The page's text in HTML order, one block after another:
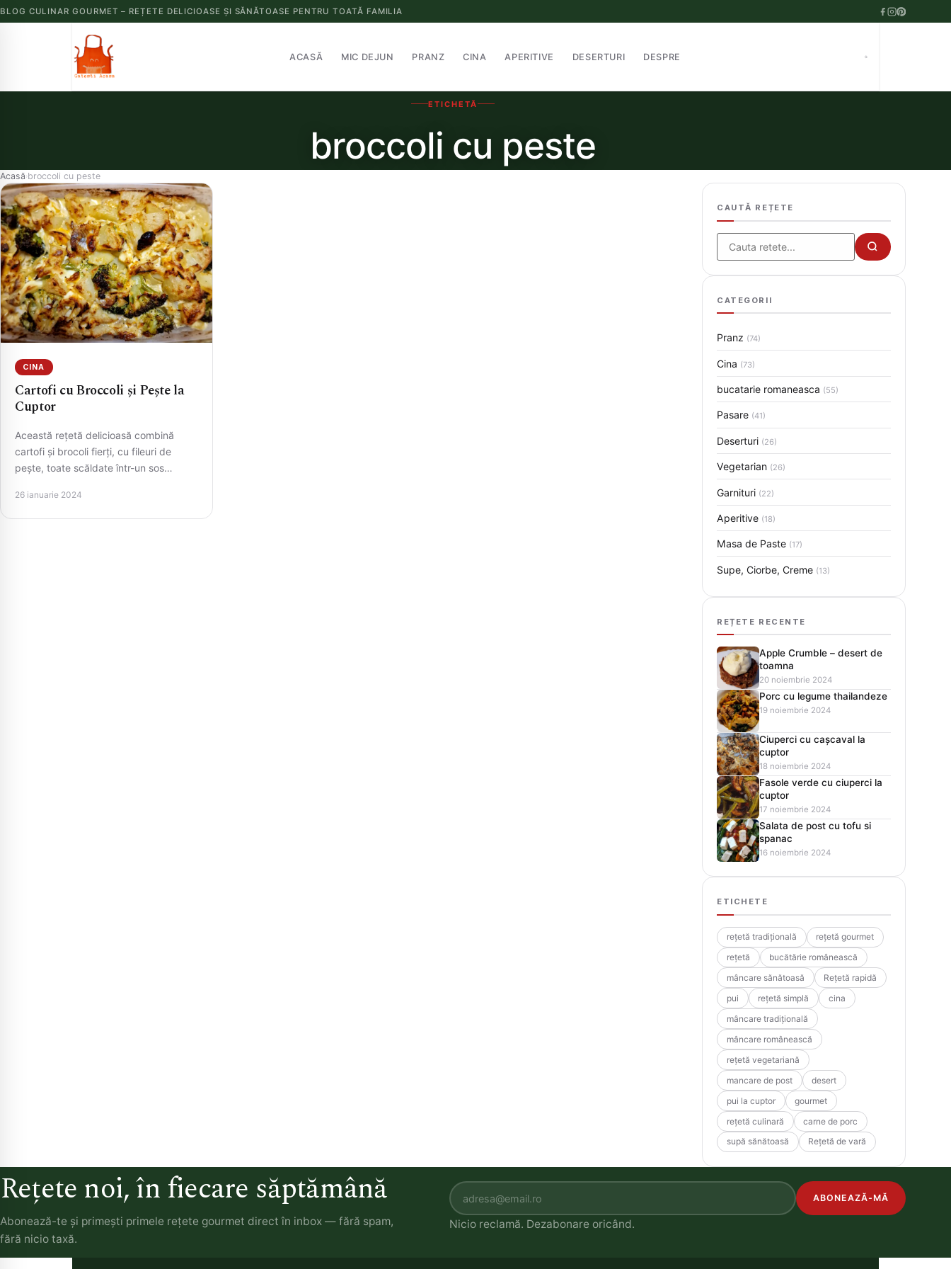
BLOG CULINAR GOURMET – REȚETE DELICIOASE ȘI SĂNĂTOASE PENTRU TOATĂ FAMILIA
ACASĂ MIC DEJUN PRANZ CINA APERITIVE DESERTURI DESPRE
ETICHETĂ
broccoli cu peste
Acasă›broccoli cu peste
CINA
Cartofi cu Broccoli și Pește la
Cuptor
Această rețetă delicioasă combină
cartofi și brocoli fierți, cu fileuri de
pește, toate scăldate într-un sos
Pentru…
26 ianuarie 2024
CAUTĂ REȚETE
Cauta
CATEGORII
Pranz (74)
Cina (73)
bucatarie romaneasca (55)
Pasare (41)
Deserturi (26)
Vegetarian (26)
Garnituri (22)
Aperitive (18)
Masa de Paste (17)
Supe, Ciorbe, Creme (13)
REȚETE RECENTE
Apple Crumble – desert de
toamna
20 noiembrie 2024
Porc cu legume thailandeze
19 noiembrie 2024
Ciuperci cu cașcaval la
cuptor
18 noiembrie 2024
Fasole verde cu ciuperci la
cuptor
17 noiembrie 2024
Salata de post cu tofu si
spanac
16 noiembrie 2024
ETICHETE
rețetă tradițională
rețetă gourmet
rețetă
bucătărie românească
mâncare sănătoasă
Rețetă rapidă
pui
rețetă simplă
cina
mâncare tradițională
mâncare românească
rețetă vegetariană
mancare de post
desert
pui la cuptor
gourmet
rețetă culinară
carne de porc
supă sănătoasă
Rețetă de vară
Rețete noi, în fiecare săptămână
Abonează-te și primești primele rețete gourmet direct în inbox — fără spam,
fără nicio taxă.
ABONEAZĂ-MĂ
Nicio reclamă. Dezabonare oricând.